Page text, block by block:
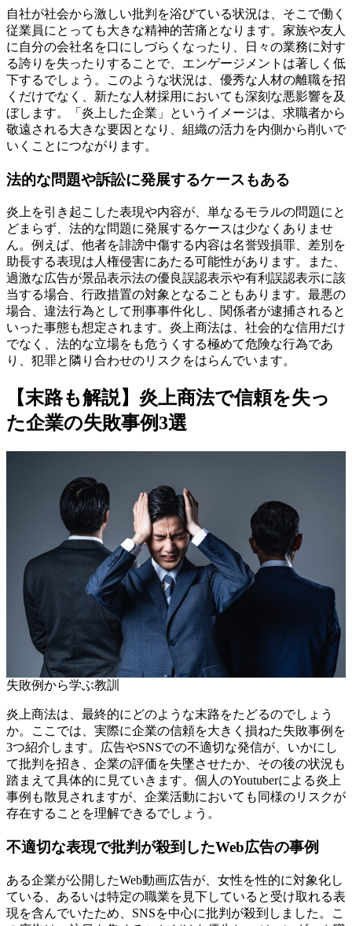
自社が社会から激しい批判を浴びている状況は、そこで働く
従業員にとっても大きな精神的苦痛となります。家族や友人
に自分の会社名を口にしづらくなったり、日々の業務に対す
る誇りを失ったりすることで、エンゲージメントは著しく低
下するでしょう。このような状況は、優秀な人材の離職を招
くだけでなく、新たな人材採用においても深刻な悪影響を及
ぼします。「炎上した企業」というイメージは、求職者から
敬遠される大きな要因となり、組織の活力を内側から削いで
いくことにつながります。
法的な問題や訴訟に発展するケースもある
炎上を引き起こした表現や内容が、単なるモラルの問題にと
どまらず、法的な問題に発展するケースは少なくありませ
ん。例えば、他者を誹謗中傷する内容は名誉毀損罪、差別を
助長する表現は人権侵害にあたる可能性があります。また、
過激な広告が景品表示法の優良誤認表示や有利誤認表示に該
当する場合、行政措置の対象となることもあります。最悪の
場合、違法行為として刑事事件化し、関係者が逮捕されると
いった事態も想定されます。炎上商法は、社会的な信用だけ
でなく、法的な立場をも危うくする極めて危険な行為であ
り、犯罪と隣り合わせのリスクをはらんでいます。
【末路も解説】炎上商法で信頼を失っ
た企業の失敗事例3選
失敗例から学ぶ教訓
炎上商法は、最終的にどのような末路をたどるのでしょう
か。ここでは、実際に企業の信頼を大きく損ねた失敗事例を
3つ紹介します。広告やSNSでの不適切な発信が、いかにし
て批判を招き、企業の評価を失墜させたか、その後の状況も
踏まえて具体的に見ていきます。個人のYoutuberによる炎上
事例も散見されますが、企業活動においても同様のリスクが
存在することを理解できるでしょう。
不適切な表現で批判が殺到したWeb広告の事例
ある企業が公開したWeb動画広告が、女性を性的に対象化し
ている、あるいは特定の職業を見下していると受け取れる表
現を含んでいたため、SNSを中心に批判が殺到しました。こ